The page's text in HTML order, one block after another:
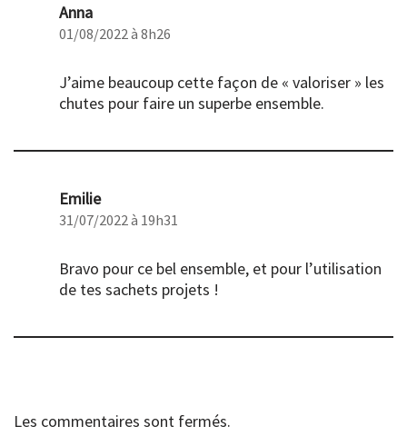
Anna
01/08/2022 à 8h26
J’aime beaucoup cette façon de « valoriser » les
chutes pour faire un superbe ensemble.
Emilie
31/07/2022 à 19h31
Bravo pour ce bel ensemble, et pour l’utilisation
de tes sachets projets !
Les commentaires sont fermés.